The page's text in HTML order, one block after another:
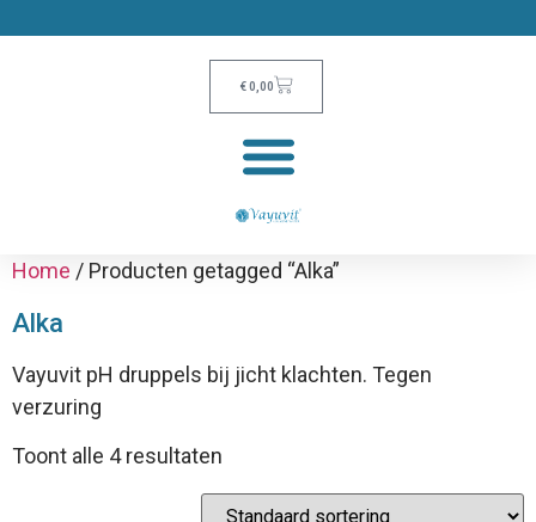
€0,00
Home / Producten getagged “Alka”
Alka
Vayuvit pH druppels bij jicht klachten. Tegen
verzuring
Toont alle 4 resultaten